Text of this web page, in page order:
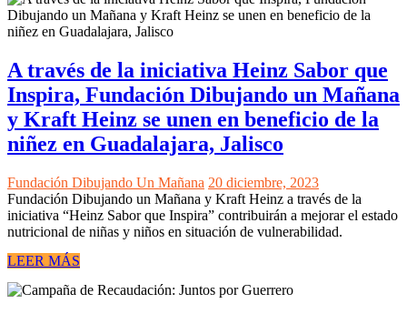
A través de la iniciativa Heinz Sabor que
Inspira, Fundación Dibujando un Mañana
y Kraft Heinz se unen en beneficio de la
niñez en Guadalajara, Jalisco
Fundación Dibujando Un Mañana 20 diciembre, 2023
Fundación Dibujando un Mañana y Kraft Heinz a través de la
iniciativa “Heinz Sabor que Inspira” contribuirán a mejorar el estado
nutricional de niñas y niños en situación de vulnerabilidad.
LEER MÁS